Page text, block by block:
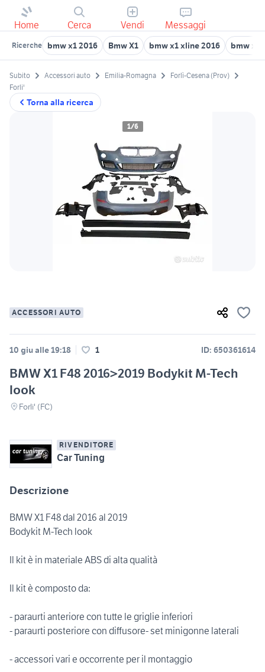
Home Cerca Vendi Messaggi
Ricerche bmw x1 2016 Bmw X1 bmw x1 xline 2016 bmw x1
Torna alla ricerca
Subito Accessori auto Emilia-Romagna
Forlì-Cesena (Prov)
Forli'
1/6
ACCESSORI AUTO
10 giu alle 19:18 1 ID: 650361614
BMW X1 F48 2016>2019 Bodykit M-Tech
look
Forli' (FC)
RIVENDITORE
Car Tuning
Descrizione
BMW X1 F48 dal 2016 al 2019
Bodykit M-Tech look
Il kit è in materiale ABS di alta qualità
Il kit è composto da:
- paraurti anteriore con tutte le griglie inferiori
- paraurti posteriore con diffusore- set minigonne laterali
- accessori vari e occorrente per il montaggio